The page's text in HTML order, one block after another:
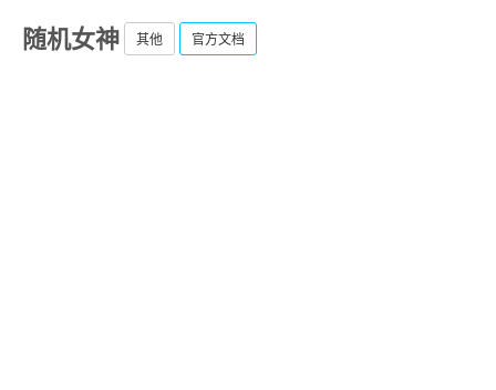
随机女神 其他 官方文档